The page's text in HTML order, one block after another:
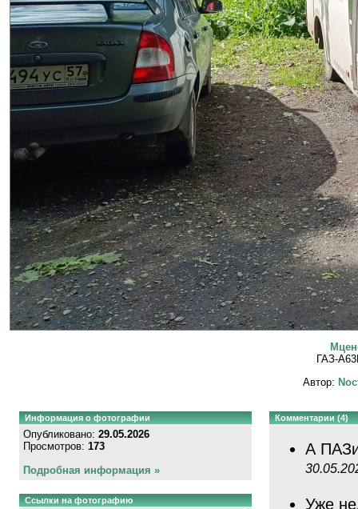
ГАЗ-
Автор:
Информация о фотографии
Опубликовано: 29.05.2026
Просмотров: 173
Подробная информация »
Ссылки на фотографию
Комментарии (4)
А
Уже